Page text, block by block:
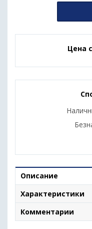
Цена
Описание
Характеристики
Комментарии